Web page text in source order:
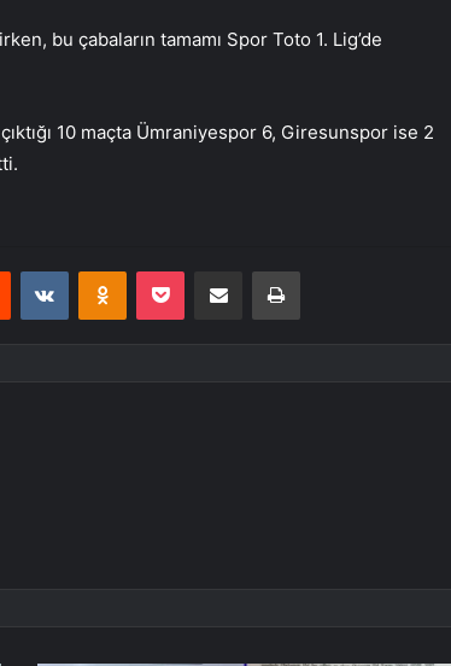
bu çabaların tamamı Spor Toto 1. Lig’de
10 maçta Ümraniyespor 6, Giresunspor ise 2
Reddit VKontakteOdnoklassniki
Pocket E-Posta ile paylaş Yazdır